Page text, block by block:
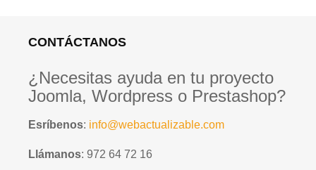
CONTÁCTANOS
¿Necesitas ayuda en tu proyecto
Joomla, Wordpress o Prestashop?
Esríbenos: info@webactualizable.com
Llámanos: 972 64 72 16